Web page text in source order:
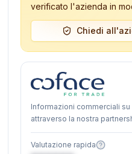
verificato l'azienda in
Chiedi
Informazioni commerciali su
attraverso la nostra
Valutazione rapida